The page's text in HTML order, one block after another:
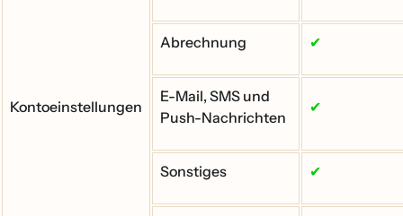
Kontoeinstellungen
Abrechnung ✔
E-Mail, SMS und
Push-Nachrichten
✔
Sonstiges ✔